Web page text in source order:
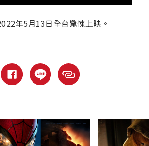
年5月13日全台驚悚上映。